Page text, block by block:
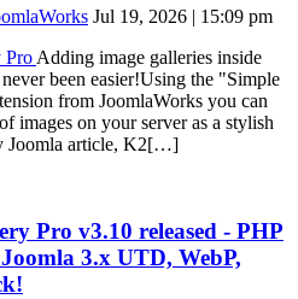
Jul 19, 2026 | 15:09 pm
Adding image galleries inside
been easier!Using the "Simple
from JoomlaWorks you can
images on your server as a stylish
Joomla article, K2[…]
Pro v3.10 released - PHP
3.x UTD, WebP,